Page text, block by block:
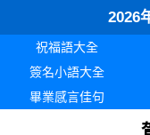
2026
祝福語大全
簽名小語大全
畢業感言佳句